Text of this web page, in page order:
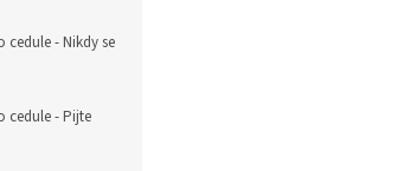
cedule - Nikdy se
cedule - Pijte